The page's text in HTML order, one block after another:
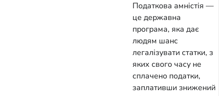
Податкова амністія —
це державна
програма, яка дає
людям шанс
легалізувати статки, з
яких свого часу не
сплачено податки,
заплативши знижений